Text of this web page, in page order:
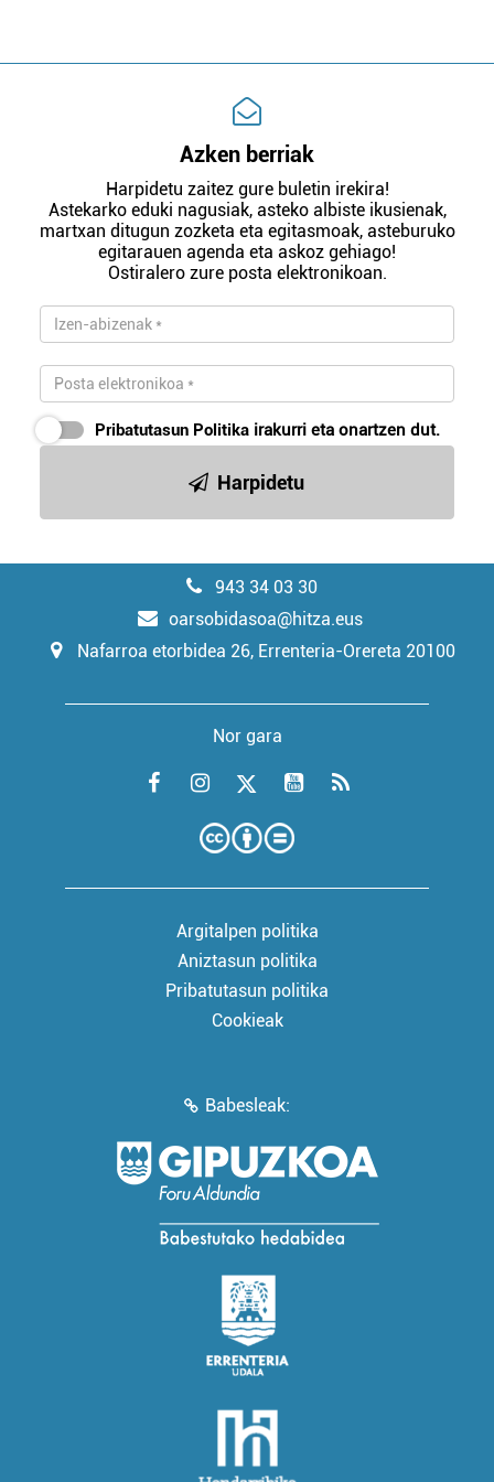
Azken berriak
Harpidetu zaitez gure buletin irekira!
Astekarko eduki nagusiak, asteko albiste ikusienak,
martxan ditugun zozketa eta egitasmoak, asteburuko
egitarauen agenda eta askoz gehiago!
Ostiralero zure posta elektronikoan.
Pribatutasun Politika irakurri eta onartzen dut.
Harpidetu
943 34 03 30
oarsobidasoa@hitza.eus
Nafarroa etorbidea 26, Errenteria-Orereta 20100
Nor gara
Argitalpen politika
Aniztasun politika
Pribatutasun politika
Cookieak
Babesleak: